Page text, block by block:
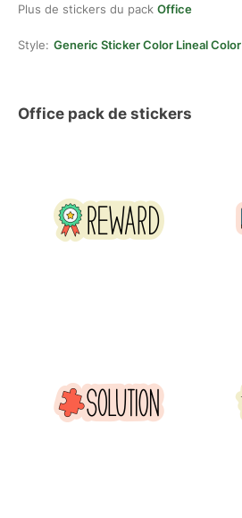
Plus de stickers du pack Office
Style: Generic Sticker Color Lineal Color
Office pack de stickers